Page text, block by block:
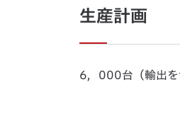
生産計画
6，000台（輸出を